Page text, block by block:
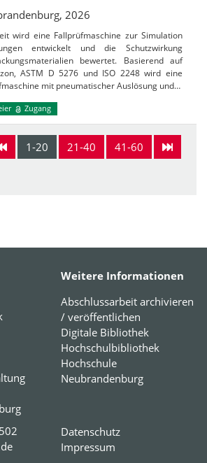
2026
wird eine Fallprüfmaschine zur Simulation
entwickelt und die Schutzwirkung
bewertet. Basierend auf
ASTM D 5276 und ISO 2248 wird eine
mit pneumatischer Auslösung und…
Zugang
1-20 21-40
41-60
Weitere Informationen
Abschlussarbeit archivieren
/ veröffentlichen
Digitale Bibliothek
Hochschulbibliothek
Hochschule
Neubrandenburg
Datenschutz
Impressum